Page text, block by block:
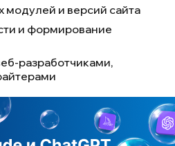
модулей и версий сайта
и формирование
разработчиками,